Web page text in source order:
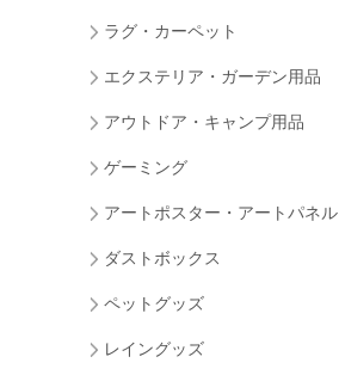
ラグ・カーペット
エクステリア・ガーデン用品
アウトドア・キャンプ用品
ゲーミング
アートポスター・アートパネル
ダストボックス
ペットグッズ
レイングッズ